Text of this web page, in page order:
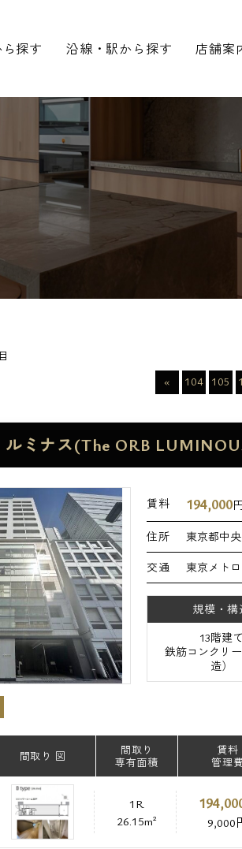
探す 沿線・駅から探す 店舗案
«
104 105
ルミナス(The ORB
賃料 194,000
住所 東京都中
交通 東京メト
規模・構
13階建て
鉄筋コンクリ
造）
間取り 図
間取り
専有面積
賃料
管理費
1R
26.15m²
9,000